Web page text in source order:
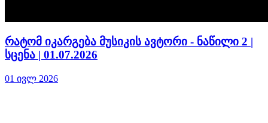
რატომ იკარგება მუსიკის ავტორი - ნაწილი 2 |
სცენა | 01.07.2026
01 ივლ 2026